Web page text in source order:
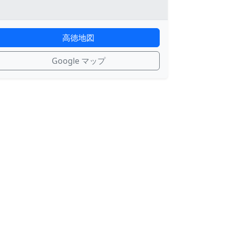
高徳地図
Google マップ